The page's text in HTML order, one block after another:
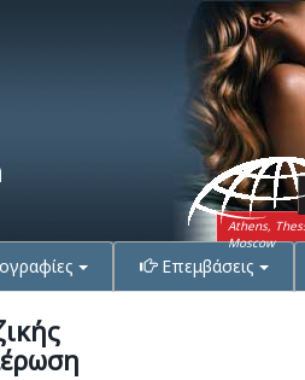
Athens,
Moscow
Επεμβάσεις